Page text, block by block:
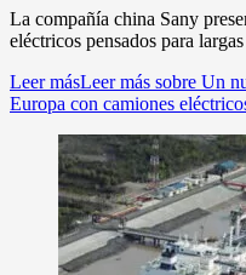
La compañía china Sany
eléctricos pensados para
Leer másLeer más sobre Un
Europa con camiones